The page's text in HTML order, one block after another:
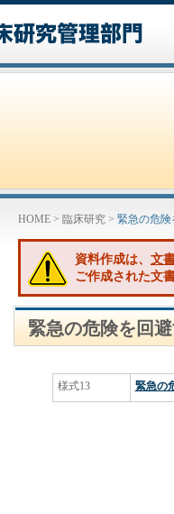
HOME > 臨床研究 > 緊急の危
資料作成は、 文
ご作成された文
緊急の危険を回
様式13 緊急の